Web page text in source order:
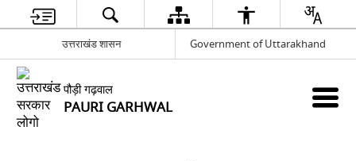
उत्तराखंड शासन Government of Uttarakhand
पौड़ी गढ़वाल
PAURI GARHWAL